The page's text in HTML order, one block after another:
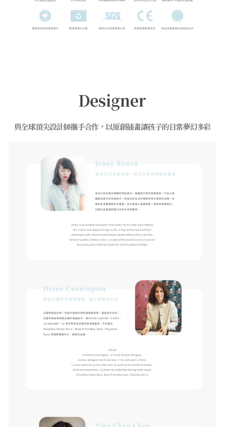
Designer
與全球頂尖設計師攜手合作，以原創插畫讓孩子的日常夢幻多彩